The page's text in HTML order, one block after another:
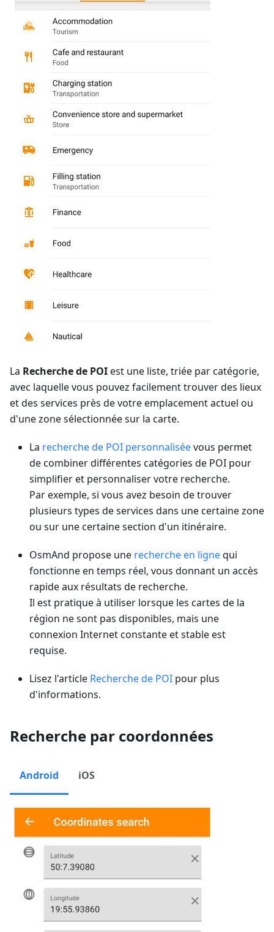
La Recherche de POIest une liste, triée par catégorie,
avec laquelle vous pouvez facilement trouver des lieux
et des services près de votre emplacement actuel ou
d'une zone sélectionnée sur la carte.
La recherche de POI personnaliséevous permet
de combiner différentes catégories de POI pour
simplifier et personnaliser votre recherche.
Par exemple, si vous avez besoin de trouver
plusieurs types de services dans une certaine zone
ou sur une certaine section d'un itinéraire.
OsmAnd propose une recherche en lignequi
fonctionne en temps réel, vous donnant un accès
rapide aux résultats de recherche.
Il est pratique à utiliser lorsque les cartes de la
région ne sont pas disponibles, mais une
connexion Internet constante et stable est
requise.
Lisez l'article Recherche de POI pour plus
d'informations.
Recherche par coordonnées
Android iOS